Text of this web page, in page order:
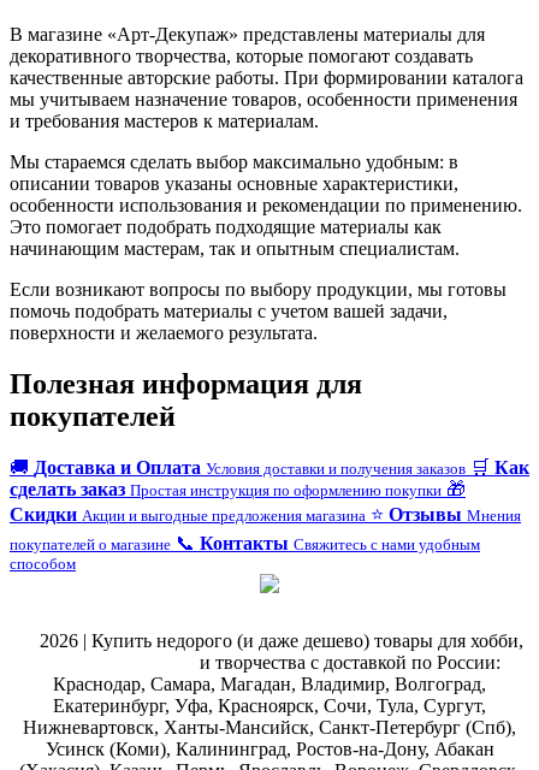
В магазине «Арт-Декупаж» представлены материалы для
декоративного творчества, которые помогают создавать
качественные авторские работы. При формировании каталога
мы учитываем назначение товаров, особенности применения
и требования мастеров к материалам.
Мы стараемся сделать выбор максимально удобным: в
описании товаров указаны основные характеристики,
особенности использования и рекомендации по применению.
Это помогает подобрать подходящие материалы как
начинающим мастерам, так и опытным специалистам.
Если возникают вопросы по выбору продукции, мы готовы
помочь подобрать материалы с учетом вашей задачи,
поверхности и желаемого результата.
Полезная информация для
покупателей
🚚 Доставка и Оплата Условия доставки и получения заказов 🛒 Как
сделать заказ Простая инструкция по оформлению покупки 🎁
Скидки Акции и выгодные предложения магазина ⭐ Отзывы Мнения
покупателей о магазине 📞 Контакты Свяжитесь с нами удобным
способом
2026 | Купить недорого (и даже дешево) товары для хобби,
и творчества с доставкой по России:
Краснодар, Самара, Магадан, Владимир, Волгоград,
Екатеринбург, Уфа, Красноярск, Сочи, Тула, Сургут,
Нижневартовск, Ханты-Мансийск, Санкт-Петербург (Спб),
Усинск (Коми), Калининград, Ростов-на-Дону, Абакан